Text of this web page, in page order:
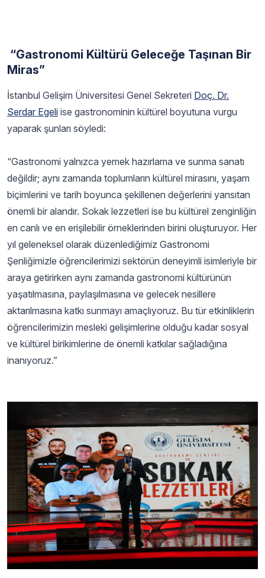
“Gastronomi Kültürü Geleceğe Taşınan Bir
Miras”
İstanbul Gelişim Üniversitesi Genel Sekreteri Doç. Dr.
Serdar Egeli ise gastronominin kültürel boyutuna vurgu
yaparak şunları söyledi:
“Gastronomi yalnızca yemek hazırlama ve sunma sanatı
değildir; aynı zamanda toplumların kültürel mirasını, yaşam
biçimlerini ve tarih boyunca şekillenen değerlerini yansıtan
önemli bir alandır. Sokak lezzetleri ise bu kültürel zenginliğin
en canlı ve en erişilebilir örneklerinden birini oluşturuyor. Her
yıl geleneksel olarak düzenlediğimiz Gastronomi
Şenliğimizle öğrencilerimizi sektörün deneyimli isimleriyle bir
araya getirirken aynı zamanda gastronomi kültürünün
yaşatılmasına, paylaşılmasına ve gelecek nesillere
aktarılmasına katkı sunmayı amaçlıyoruz. Bu tür etkinliklerin
öğrencilerimizin mesleki gelişimlerine olduğu kadar sosyal
ve kültürel birikimlerine de önemli katkılar sağladığına
inanıyoruz.”